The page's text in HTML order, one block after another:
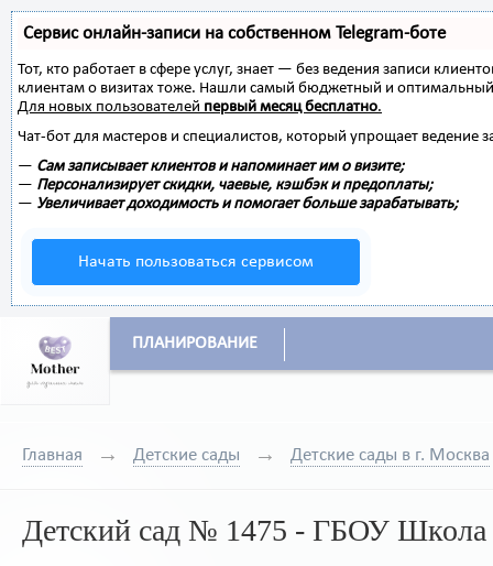
Сервис онлайн-записи на собственном Telegram-боте
Тот, кто работает в сфере услуг, знает — без ведения записи
клиентам о визитах тоже. Нашли самый бюджетный и
Для новых пользователей первый месяц бесплатно.
Чат-бот для мастеров и специалистов, который упрощает ведение
— Сам записывает клиентов и напоминает им о визите;
— Персонализирует скидки, чаевые, кэшбэк и предоплаты;
— Увеличивает доходимость и помогает больше зарабатывать;
Начать пользоваться сервисом
ПЛАНИРОВАНИЕ
Главная Детские сады Детские сады в г. Москва
Детский сад № 1475 - ГБОУ